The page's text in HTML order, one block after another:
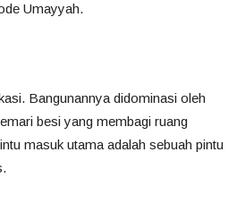
Umayyah.
Bangunannya didominasi oleh
besi yang membagi ruang
masuk utama adalah sebuah pintu